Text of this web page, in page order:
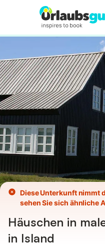
Ausstattung
Diese Unterkunft nimmt
sehen Sie sich ähnliche
Häuschen in
in Island